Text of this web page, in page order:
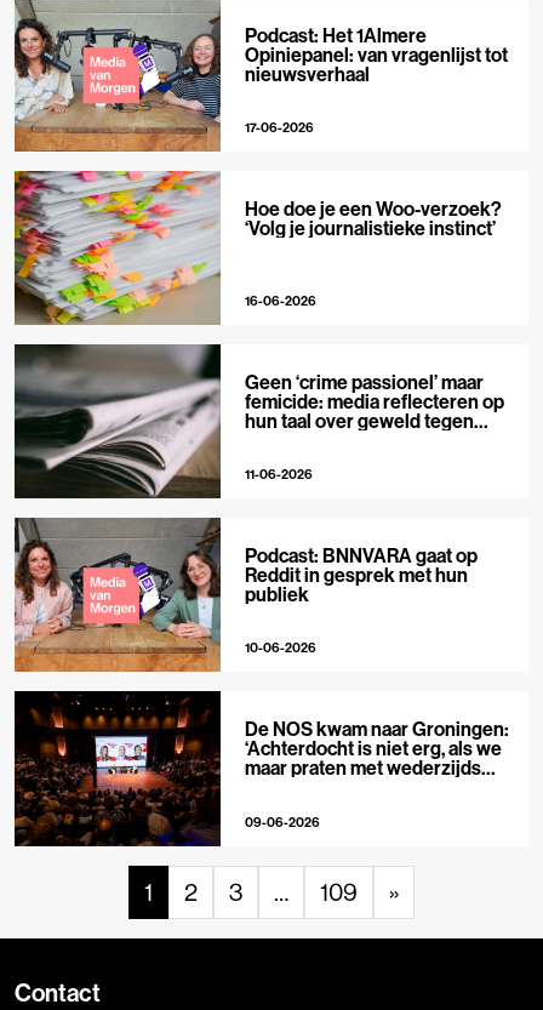
Podcast: Het 1Almere
Opiniepanel: van vragenlijst tot
nieuwsverhaal
17-06-2026
Hoe doe je een Woo-verzoek?
‘Volg je journalistieke instinct’
16-06-2026
Geen ‘crime passionel’ maar
femicide: media reflecteren op
hun taal over geweld tegen
11-06-2026
Podcast: BNNVARA gaat op
Reddit in gesprek met hun
publiek
10-06-2026
De NOS kwam naar Groningen:
‘Achterdocht is niet erg, als we
maar praten met wederzijds
09-06-2026
1 2 3 … 109 »
Contact